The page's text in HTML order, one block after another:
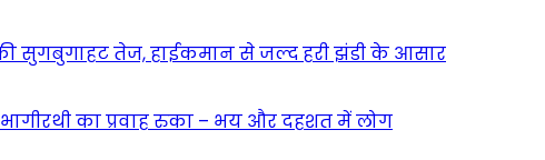
सुगबुगाहट तेज, हाईकमान से जल्द हरी झंडी के आसार
का प्रवाह रुका – भय और दहशत में लोग